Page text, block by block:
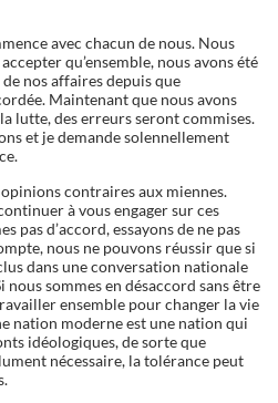
avec chacun de nous. Nous
qu’ensemble, nous avons été
nos affaires depuis que
Maintenant que nous avons
lutte, des erreurs seront commises.
et je demande solennellement
contraires aux miennes.
à vous engager sur ces
pas d’accord, essayons de ne pas
nous ne pouvons réussir que si
dans une conversation nationale
nous sommes en désaccord sans être
ensemble pour changer la vie
nation moderne est une nation qui
idéologiques, de sorte que
nécessaire, la tolérance peut